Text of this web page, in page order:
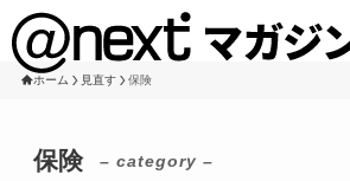
ホーム 見直す 保険
保険 – category –